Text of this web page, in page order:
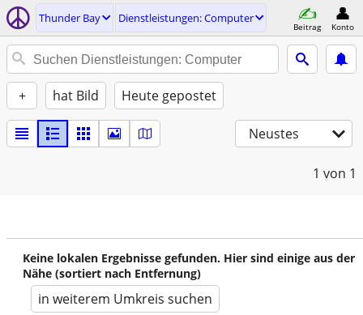
Thunder Bay Dienstleistungen: Computer
Beitrag Konto
+ hat Bild Heute gepostet
Neustes
1 von 1
Keine lokalen Ergebnisse gefunden. Hier sind einige aus der
Nähe (sortiert nach Entfernung)
in weiterem Umkreis suchen